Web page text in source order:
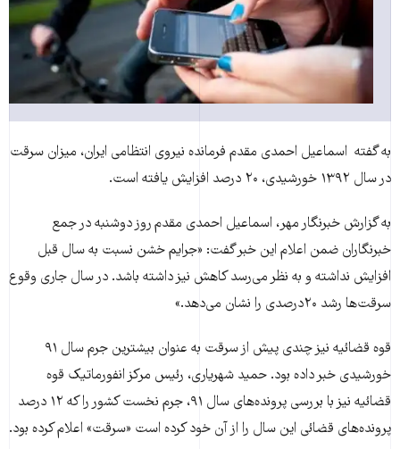
به گفته اسماعیل احمدی مقدم فرمانده نیروی انتظامی ایران، میزان سرقت
در سال ۱۳۹۲ خورشیدی، ۲۰ درصد افزایش یافته است.
به گزارش خبرنگار مهر، اسماعیل احمدی مقدم روز دوشنبه در جمع
خبرنگاران ضمن اعلام این خبر گفت: «جرایم خشن نسبت به سال قبل
افزایش نداشته و به نظر می‌رسد کاهش نیز داشته باشد. در سال جاری وقوع
سرقت‌ها رشد ۲۰درصدی را نشان می‌دهد.»
قوه قضائیه نیز چندی پیش از سرقت به عنوان بیشترین جرم سال ۹۱
خورشیدی خبر داده بود. حمید شهریاری، رئیس مرکز انفورماتیک قوه
قضائیه نیز با بررسی پرونده‌های سال ۹۱، جرم نخست کشور را که ۱۲ درصد
پرونده‌های قضائی این سال را از آن خود کرده است «سرقت» اعلام کرده بود.